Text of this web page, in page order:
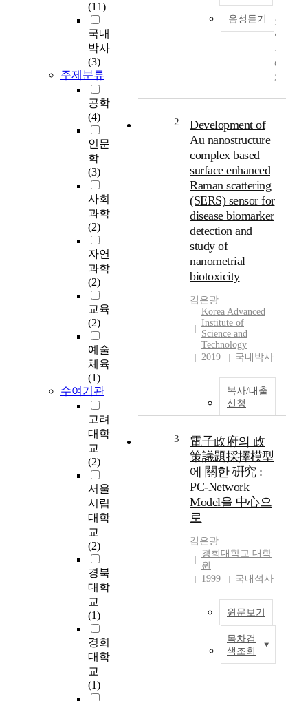
(11)
국내
박사
(3)
주제분류
공학
(4)
인문
학
(3)
사회
과학
(2)
자연
과학
(2)
교육
(2)
예술
체육
(1)
수여기관
고려
대학
교
(2)
서울
시립
대학
교
(2)
경북
대학
교
(1)
경희
대학
교
(1)
음성듣기
기
업
들
에
게
매
등
업
2
Development of
Au nanostructure
complex based
surface enhanced
Raman scattering
(SERS) sensor for
disease biomarker
detection and
study of
nanometrial
biotoxicity
김은광
Korea Advanced
Institute of
Science and
Technology
2019
국내박사
복사/대출
신청
3
電子政府의 政
策議題採擇模型
에 關한 硏究 :
PC-Network
Model을 中心으
로
김은광
경희대학교 대학
원
1999
국내석사
원문보기
목차검
색조회